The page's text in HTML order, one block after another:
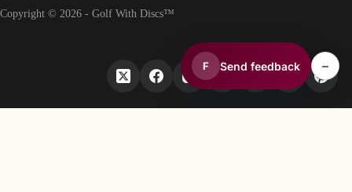
Copyright © 2026 - Golf With Discs™
F Send feedback –